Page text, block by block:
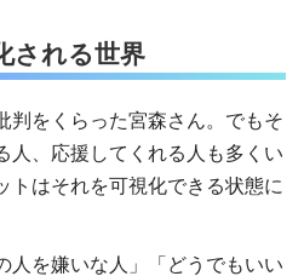
される世界
判をくらった宮森さん。でもそ
人、応援してくれる人も多くい
トはそれを可視化できる状態に
人を嫌いな人」「どうでもいい